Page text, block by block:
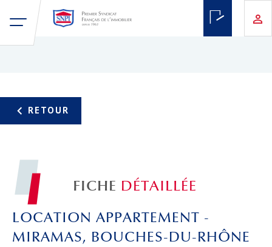
FICHE DÉTAILLÉE
LOCATION APPARTEMENT -
MIRAMAS, BOUCHES-DU-RHÔNE